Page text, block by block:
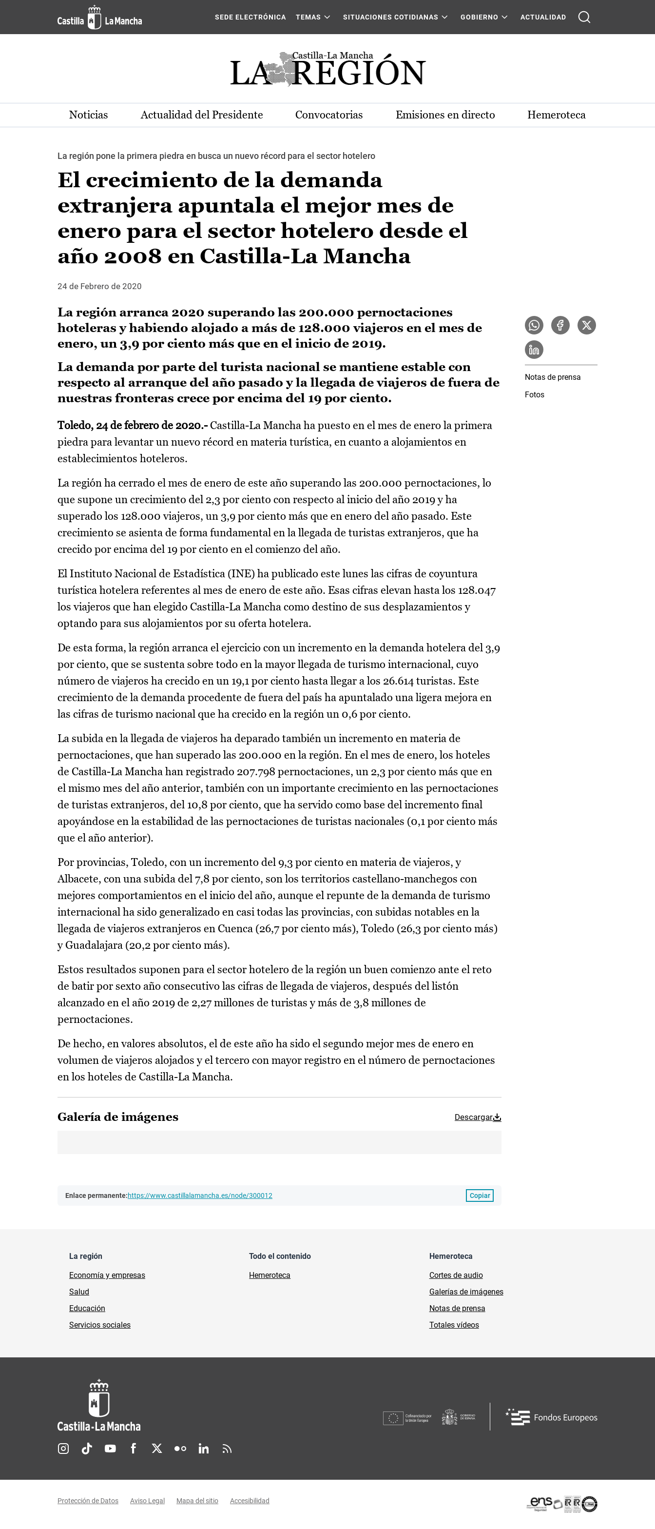
Pasar al contenido principal
SEDE ELECTRÓNICA TEMAS SITUACIONES COTIDIANAS GOBIERNO ACTUALIDAD
Noticias Actualidad del Presidente Convocatorias Emisiones en directo Hemeroteca
La región pone la primera piedra en busca un nuevo récord para el sector hotelero
El crecimiento de la demanda
extranjera apuntala el mejor mes de
enero para el sector hotelero desde el
año 2008 en Castilla-La Mancha
24 de Febrero de 2020
La región arranca 2020 superando las 200.000 pernoctaciones
hoteleras y habiendo alojado a más de 128.000 viajeros en el mes de
enero, un 3,9 por ciento más que en el inicio de 2019.
La demanda por parte del turista nacional se mantiene estable con
respecto al arranque del año pasado y la llegada de viajeros de fuera de
nuestras fronteras crece por encima del 19 por ciento.
Toledo, 24 de febrero de 2020.-Castilla-La Mancha ha puesto en el mes de enero la primera
piedra para levantar un nuevo récord en materia turística, en cuanto a alojamientos en
establecimientos hoteleros.
La región ha cerrado el mes de enero de este año superando las 200.000 pernoctaciones, lo
que supone un crecimiento del 2,3 por ciento con respecto al inicio del año 2019 y ha
superado los 128.000 viajeros, un 3,9 por ciento más que en enero del año pasado. Este
crecimiento se asienta de forma fundamental en la llegada de turistas extranjeros, que ha
crecido por encima del 19 por ciento en el comienzo del año.
El Instituto Nacional de Estadística (INE) ha publicado este lunes las cifras de coyuntura
turística hotelera referentes al mes de enero de este año. Esas cifras elevan hasta los 128.047
los viajeros que han elegido Castilla-La Mancha como destino de sus desplazamientos y
optando para sus alojamientos por su oferta hotelera.
De esta forma, la región arranca el ejercicio con un incremento en la demanda hotelera del 3,9
por ciento, que se sustenta sobre todo en la mayor llegada de turismo internacional, cuyo
número de viajeros ha crecido en un 19,1 por ciento hasta llegar a los 26.614 turistas. Este
crecimiento de la demanda procedente de fuera del país ha apuntalado una ligera mejora en
las cifras de turismo nacional que ha crecido en la región un 0,6 por ciento.
La subida en la llegada de viajeros ha deparado también un incremento en materia de
pernoctaciones, que han superado las 200.000 en la región. En el mes de enero, los hoteles
de Castilla-La Mancha han registrado 207.798 pernoctaciones, un 2,3 por ciento más que en
el mismo mes del año anterior, también con un importante crecimiento en las pernoctaciones
de turistas extranjeros, del 10,8 por ciento, que ha servido como base del incremento final
apoyándose en la estabilidad de las pernoctaciones de turistas nacionales (0,1 por ciento más
que el año anterior).
Por provincias, Toledo, con un incremento del 9,3 por ciento en materia de viajeros, y
Albacete, con una subida del 7,8 por ciento, son los territorios castellano-manchegos con
mejores comportamientos en el inicio del año, aunque el repunte de la demanda de turismo
internacional ha sido generalizado en casi todas las provincias, con subidas notables en la
llegada de viajeros extranjeros en Cuenca (26,7 por ciento más), Toledo (26,3 por ciento más)
y Guadalajara (20,2 por ciento más).
Estos resultados suponen para el sector hotelero de la región un buen comienzo ante el reto
de batir por sexto año consecutivo las cifras de llegada de viajeros, después del listón
alcanzado en el año 2019 de 2,27 millones de turistas y más de 3,8 millones de
pernoctaciones.
De hecho, en valores absolutos, el de este año ha sido el segundo mejor mes de enero en
volumen de viajeros alojados y el tercero con mayor registro en el número de pernoctaciones
en los hoteles de Castilla-La Mancha.
Galería de imágenes Descargar
Enlace permanente:https://www.castillalamancha.es/node/300012 Copiar
Notas de prensa
Fotos
La región
Economía y empresas
Salud
Educación
Servicios sociales
Todo el contenido
Hemeroteca
Hemeroteca
Cortes de audio
Galerías de imágenes
Notas de prensa
Totales vídeos
Redes sociales JCCM
Protección de Datos Aviso Legal Mapa del sitio Accesibilidad Certificaciones